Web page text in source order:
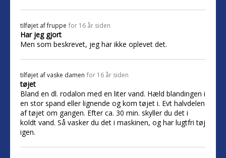
tilføjet affruppe for 16 år siden
Har jeg gjort
Men som beskrevet, jeg har ikke oplevet det.
tilføjet afvaske damen for 16 år siden
tøjet
Bland en dl. rodalon med en liter vand. Hæld blandingen i
en stor spand eller lignende og kom tøjet i. Evt halvdelen
af tøjet om gangen. Efter ca. 30 min. skyller du det i
koldt vand. Så vasker du det i maskinen, og har lugtfri tøj
igen.